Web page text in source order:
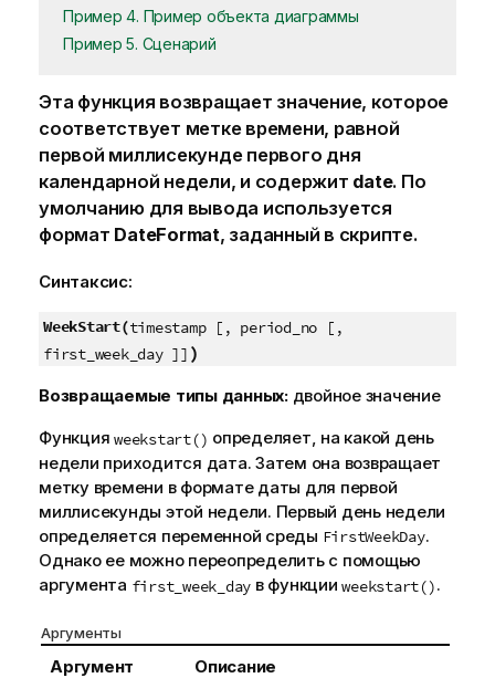
Пример 4. Пример объекта диаграммы
Пример 5. Сценарий
Эта функция возвращает значение, которое
соответствует метке времени, равной
первой миллисекунде первого дня
календарной недели, и содержит date. По
умолчанию для вывода используется
формат DateFormat, заданный в скрипте.
Синтаксис:
WeekStart(timestamp [, period_no [,
first_week_day ]] )
Возвращаемые типы данных: двойное значение
Функция weekstart() определяет, на какой день
недели приходится дата. Затем она возвращает
метку времени в формате даты для первой
миллисекунды этой недели. Первый день недели
определяется переменной среды FirstWeekDay.
Однако ее можно переопределить с помощью
аргумента first_week_day в функцииweekstart().
Аргументы
Аргумент Описание